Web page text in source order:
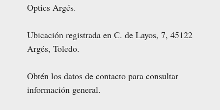
Optics Argés.
Ubicación registrada en C. de Layos, 7, 45122
Argés, Toledo.
Obtén los datos de contacto para consultar
información general.